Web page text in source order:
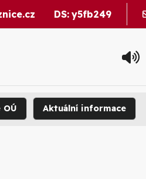
DS: y5fb249
Aktuální informace